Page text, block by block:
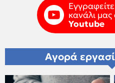
κανάλι μας
Youtube
Αγορά